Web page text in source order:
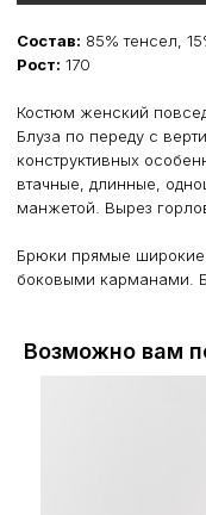
Состав: 85% тенсел,
Рост: 170
Костюм женский
Блуза по переду с
конструктивных
втачные, длинные,
манжетой. Вырез
Брюки прямые
боковыми карманами.
Возможно вам